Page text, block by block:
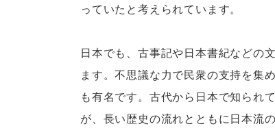
っていたと考えられています。
日本でも、古事記や日本書紀などの
ます。不思議な力で民衆の支持を集
も有名です。古代から日本で知られ
が、長い歴史の流れとともに日本流